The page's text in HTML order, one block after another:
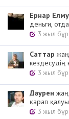
Ернар
деньги,
3 жыл
Cаттар
кездесудің
3 жыл
Дәурен
қарап
3 жыл